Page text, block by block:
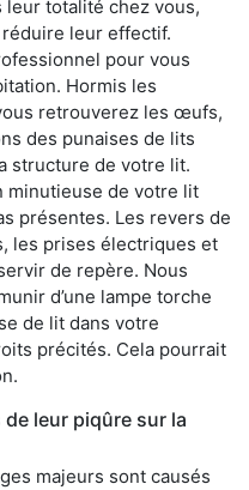
leur totalité chez vous,
leur effectif.
pour vous
Hormis les
retrouverez les œufs,
des punaises de lits
structure de votre lit.
minutieuse de votre lit
présentes. Les revers de
les prises électriques et
de repère. Nous
d’une lampe torche
de lit dans votre
précités. Cela pourrait
leur piqûre sur la
majeurs sont causés